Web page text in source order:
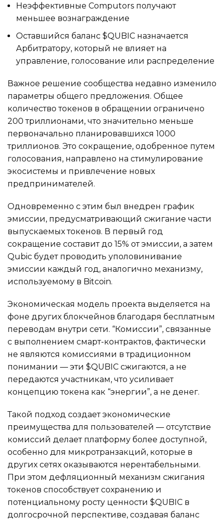
Неэффективные Computors получают
меньшее вознаграждение
Оставшийся баланс $QUBIC назначается
Арбитратору, который не влияет на
управление, голосование или распределение
Важное решение сообщества недавно изменило
параметры общего предложения. Общее
количество токенов в обращении ограничено
200 триллионами, что значительно меньше
первоначально планировавшихся 1000
триллионов. Это сокращение, одобренное путем
голосования, направлено на стимулирование
экосистемы и привлечение новых
предпринимателей.
Одновременно с этим был внедрен график
эмиссии, предусматривающий сжигание части
выпускаемых токенов. В первый год
сокращение составит до 15% от эмиссии, а затем
Qubic будет проводить уполовинивание
эмиссии каждый год, аналогично механизму,
используемому в Bitcoin.
Экономическая модель проекта выделяется на
фоне других блокчейнов благодаря бесплатным
переводам внутри сети. “Комиссии”, связанные
с выполнением смарт-контрактов, фактически
не являются комиссиями в традиционном
понимании — эти $QUBIC сжигаются, а не
передаются участникам, что усиливает
концепцию токена как “энергии”, а не денег.
Такой подход создает экономические
преимущества для пользователей — отсутствие
комиссий делает платформу более доступной,
особенно для микротранзакций, которые в
других сетях оказываются нерентабельными.
При этом дефляционный механизм сжигания
токенов способствует сохранению и
потенциальному росту ценности $QUBIC в
долгосрочной перспективе, создавая баланс